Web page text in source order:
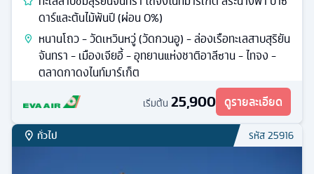
ดาร์และต้นไม้พันปี (ผ่อน 0%)
หนานโถว - วัดเหวินหวู่ (วัดกวนอู) - ล่องเรือทะเลสาบสุริยัน
จันทรา - เมืองเจียอี้ - อุทยานแห่งชาติอาลีซาน - ไทจง -
ตลาดกาดงไนท์มาร์เก็ต
เริ่มต้น 25,900 ดูรายละเอียด
ทั่วไป รหัส25916